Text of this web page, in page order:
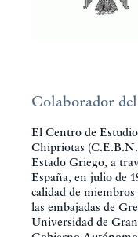
Colaborador del
El Centro de
Chipriotas
Estado Griego, a
España, en julio de
calidad de
las embajadas de
Universidad de